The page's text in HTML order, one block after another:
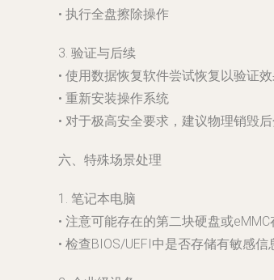
• 执行全盘擦除操作
3. 验证与后续
• 使用数据恢复软件尝试恢复以验证
• 重新安装操作系统
• 对于极高安全要求，建议物理销毁
六、特殊场景处理
1. 笔记本电脑
• 注意可能存在的第二块硬盘或eMMC
• 检查BIOS/UEFI中是否存储有敏感信